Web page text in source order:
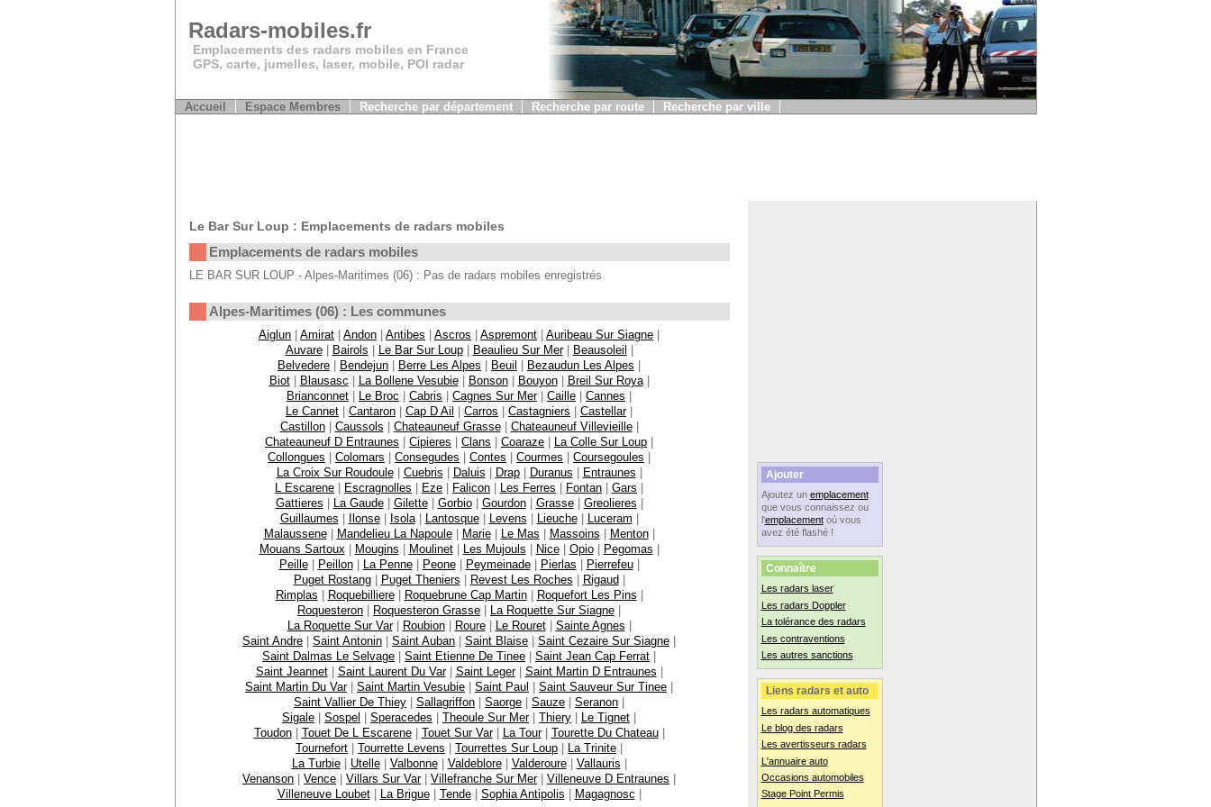
Radars-mobiles.fr
Emplacements des radars mobiles en France
GPS, carte, jumelles, laser, mobile, POI radar
Accueil Espace Membres Recherche par département Recherche par route Recherche par ville
Ajouter
Ajoutez un emplacement
que vous connaissez ou
l'emplacementoù vous
avez été flashé !
Connaître
Les radars laser
Les radars Doppler
La tolérance des radars
Les contraventions
Les autres sanctions
Liens radars et auto
Les radars automatiques
Le blog des radars
Les avertisseurs radars
L'annuaire auto
Occasions automobiles
Stage Point Permis
Le Bar Sur Loup : Emplacements de radars mobiles
Emplacements de radars mobiles
LE BAR SUR LOUP - Alpes-Maritimes (06) : Pas de radars mobiles enregistrés
Alpes-Maritimes (06) : Les communes
Aiglun | Amirat | Andon | Antibes | Ascros | Aspremont | Auribeau Sur Siagne |
Auvare| Bairols | Le Bar Sur Loup| Beaulieu Sur Mer| Beausoleil |
Belvedere | Bendejun | Berre Les Alpes | Beuil | Bezaudun Les Alpes |
Biot| Blausasc | La Bollene Vesubie| Bonson| Bouyon| Breil Sur Roya|
Brianconnet | Le Broc | Cabris | Cagnes Sur Mer| Caille | Cannes |
Le Cannet | Cantaron | Cap D Ail | Carros | Castagniers | Castellar|
Castillon| Caussols | Chateauneuf Grasse| Chateauneuf Villevieille|
Chateauneuf D Entraunes | Cipieres | Clans | Coaraze | La Colle Sur Loup |
Collongues | Colomars | Consegudes | Contes | Courmes | Coursegoules |
La Croix Sur Roudoule| Cuebris | Daluis | Drap| Duranus | Entraunes |
L Escarene | Escragnolles | Eze | Falicon | Les Ferres | Fontan | Gars |
Gattieres | La Gaude| Gilette| Gorbio| Gourdon| Grasse| Greolieres |
Guillaumes | Ilonse| Isola| Lantosque| Levens | Lieuche| Luceram |
Malaussene| Mandelieu La Napoule| Marie| Le Mas | Massoins | Menton|
Mouans Sartoux | Mougins | Moulinet| Les Mujouls | Nice| Opio| Pegomas |
Peille| Peillon| La Penne| Peone| Peymeinade| Pierlas | Pierrefeu|
Puget Rostang| Puget Theniers | Revest Les Roches | Rigaud|
Rimplas | Roquebilliere| Roquebrune Cap Martin| Roquefort Les Pins |
Roquesteron | Roquesteron Grasse | La Roquette Sur Siagne |
La Roquette Sur Var| Roubion| Roure| Le Rouret| Sainte Agnes |
Saint Andre | Saint Antonin | Saint Auban | Saint Blaise | Saint Cezaire Sur Siagne |
Saint Dalmas Le Selvage | Saint Etienne De Tinee | Saint Jean Cap Ferrat |
Saint Jeannet| Saint Laurent Du Var| Saint Leger| Saint Martin D Entraunes |
Saint Martin Du Var| Saint Martin Vesubie | Saint Paul | Saint Sauveur Sur Tinee |
Saint Vallier De Thiey | Sallagriffon | Saorge | Sauze | Seranon |
Sigale | Sospel | Speracedes | Theoule Sur Mer| Thiery | Le Tignet |
Toudon| Touet De L Escarene| Touet Sur Var| La Tour| Tourette Du Chateau|
Tournefort | Tourrette Levens | Tourrettes Sur Loup | La Trinite |
La Turbie| Utelle| Valbonne| Valdeblore| Valderoure| Vallauris |
Venanson | Vence | Villars Sur Var| Villefranche Sur Mer| Villeneuve D Entraunes |
Villeneuve Loubet| La Brigue| Tende| Sophia Antipolis | Magagnosc |